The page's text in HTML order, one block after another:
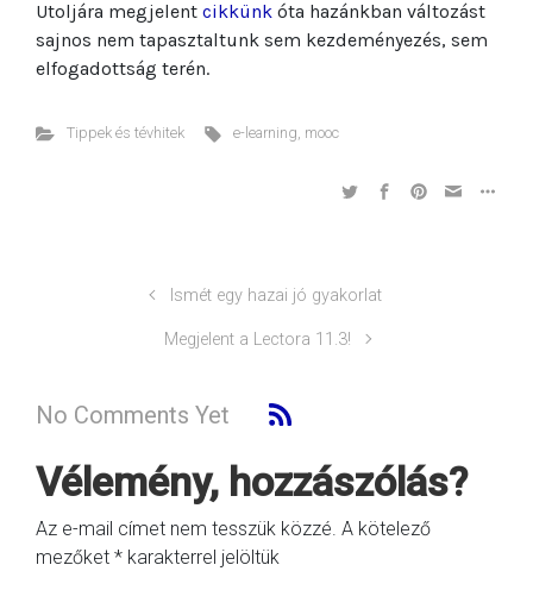
Utoljára megjelent cikkünk óta hazánkban változást
sajnos nem tapasztaltunk sem kezdeményezés, sem
elfogadottság terén.
Tippek és tévhitek e-learning, mooc
Ismét egy hazai jó gyakorlat
Megjelent a Lectora 11.3!
No Comments Yet
Vélemény, hozzászólás?
Az e-mail címet nem tesszük közzé. A kötelező
mezőket * karakterrel jelöltük